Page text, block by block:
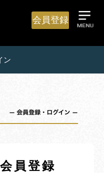
会員登録
ン
員登録